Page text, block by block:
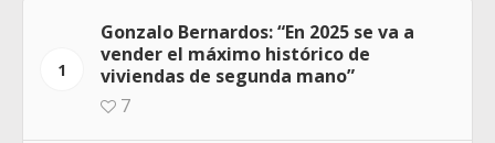
1
Gonzalo Bernardos: “En 2025 se va a
vender el máximo histórico de
viviendas de segunda mano”
7